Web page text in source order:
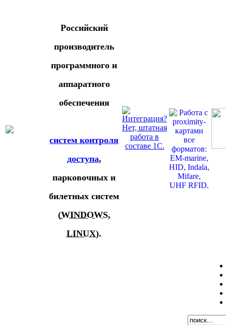
Российский
производитель
программного и
аппаратного
обеспечения
систем контроля
доступа,
парковочных и
билетных систем
(WINDOWS,
LINUX).